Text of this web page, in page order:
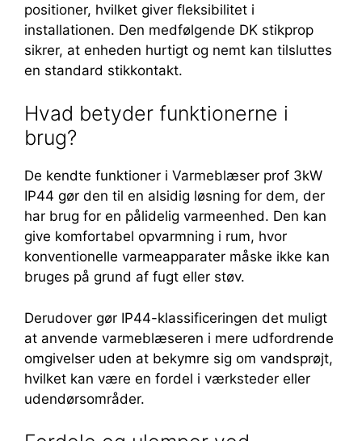
positioner, hvilket giver fleksibilitet i
installationen. Den medfølgende DK stikprop
sikrer, at enheden hurtigt og nemt kan tilsluttes
en standard stikkontakt.
Hvad betyder funktionerne i
brug?
De kendte funktioner i Varmeblæser prof 3kW
IP44 gør den til en alsidig løsning for dem, der
har brug for en pålidelig varmeenhed. Den kan
give komfortabel opvarmning i rum, hvor
konventionelle varmeapparater måske ikke kan
bruges på grund af fugt eller støv.
Derudover gør IP44-klassificeringen det muligt
at anvende varmeblæseren i mere udfordrende
omgivelser uden at bekymre sig om vandsprøjt,
hvilket kan være en fordel i værksteder eller
udendørsområder.